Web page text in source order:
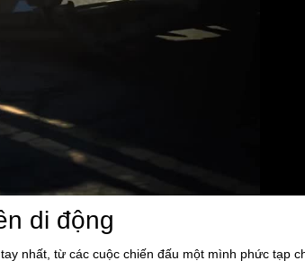
di động
nhất, từ các cuộc chiến đấu một mình phức tạp